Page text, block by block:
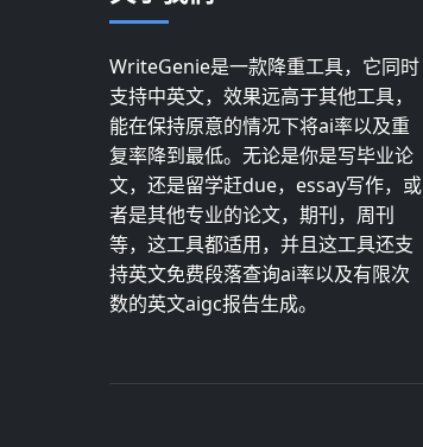
WriteGenie是一款降重工具，它同时
支持中英文，效果远高于其他工具，
能在保持原意的情况下将ai率以及重
复率降到最低。无论是你是写毕业论
文，还是留学赶due，essay写作，或
者是其他专业的论文，期刊，周刊
等，这工具都适用，并且这工具还支
持英文免费段落查询ai率以及有限次
数的英文aigc报告生成。